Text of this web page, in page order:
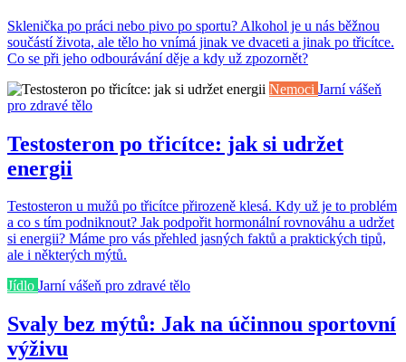
Sklenička po práci nebo pivo po sportu? Alkohol je u nás běžnou
součástí života, ale tělo ho vnímá jinak ve dvaceti a jinak po třicítce.
Co se při jeho odbourávání děje a kdy už zpozornět?
Nemoci Jarní vášeň
pro zdravé tělo
Testosteron po třicítce: jak si udržet
energii
Testosteron u mužů po třicítce přirozeně klesá. Kdy už je to problém
a co s tím podniknout? Jak podpořit hormonální rovnováhu a udržet
si energii? Máme pro vás přehled jasných faktů a praktických tipů,
ale i některých mýtů.
Jídlo Jarní vášeň pro zdravé tělo
Svaly bez mýtů: Jak na účinnou sportovní
výživu